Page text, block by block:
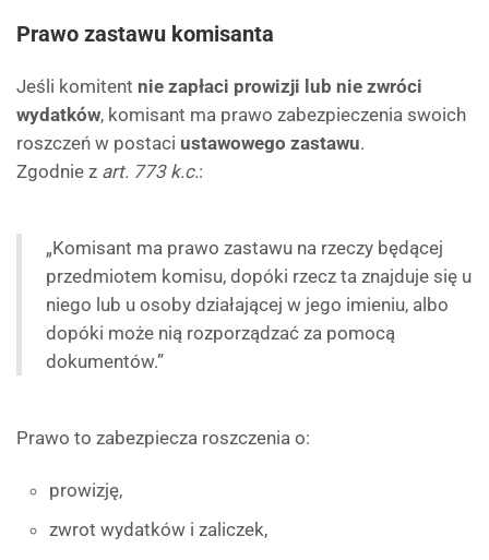
Prawo zastawu komisanta
Jeśli komitent nie zapłaci prowizji lub nie zwróci
wydatków, komisant ma prawo zabezpieczenia swoich
roszczeń w postaci ustawowego zastawu.
Zgodnie z art. 773 k.c.:
„Komisant ma prawo zastawu na rzeczy będącej
przedmiotem komisu, dopóki rzecz ta znajduje się u
niego lub u osoby działającej w jego imieniu, albo
dopóki może nią rozporządzać za pomocą
dokumentów.”
Prawo to zabezpiecza roszczenia o:
prowizję,
zwrot wydatków i zaliczek,